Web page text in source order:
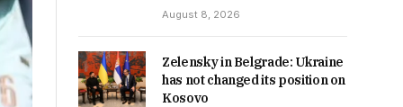
August 8, 2026
Zelensky in Belgrade: Ukraine
has not changed its position on
Kosovo